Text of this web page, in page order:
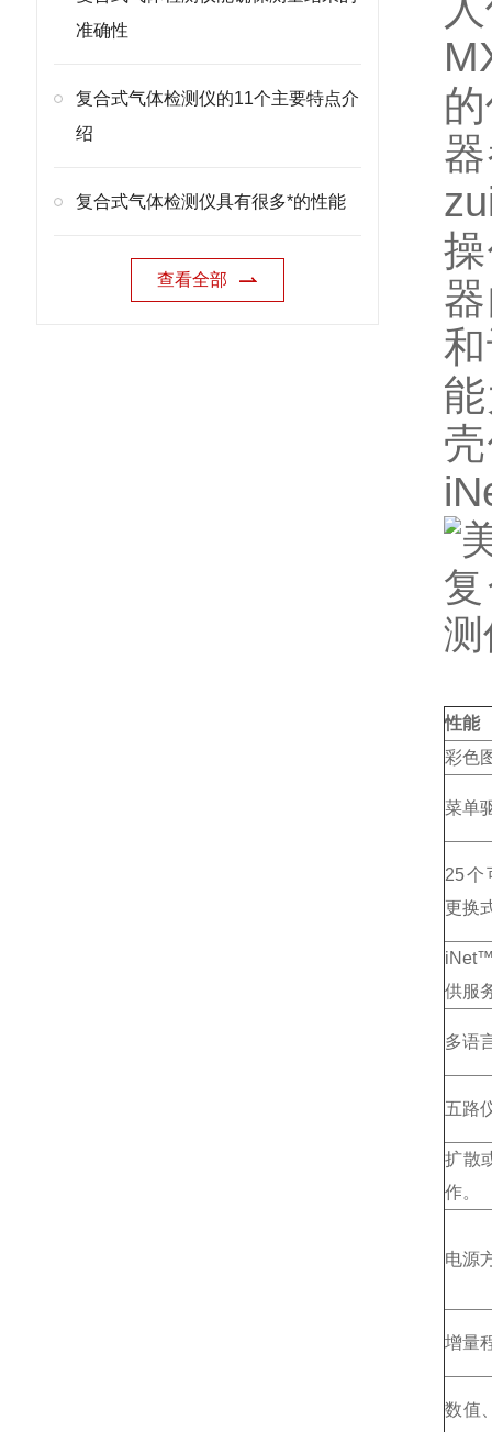
准确性
复合式气体检测仪的11个主要特点介
绍
复合式气体检测仪具有很多*的性能
查看全部
性能
彩色
菜单
25个
更换
供服
多语
五路
扩散
作。
电源
增量
数值